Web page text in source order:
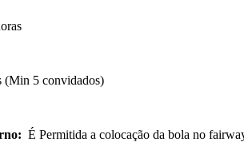
(Min 5 convidados)
É Permitida a colocação da bola no